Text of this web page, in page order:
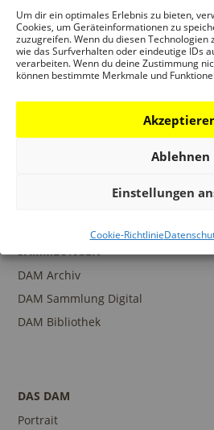
Um dir ein optimales Erlebnis zu bieten,
Cookies, um Geräteinformationen zu
zuzugreifen. Wenn du diesen
wie das Surfverhalten oder eindeutige IDs
verarbeiten. Wenn du deine Zustimmung
können bestimmte Merkmale und
Ablehnen
Einstellungen
Cookie-Richtlinie
Publikationen
BILDUNG
SAMMLUNGEN
DAM Archiv
DAM Sammlung Digital
DAM Bibliothek
DAS DAM
Portrait